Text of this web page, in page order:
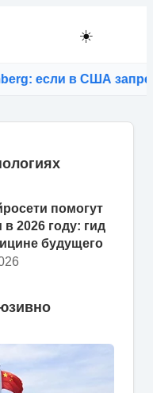
☀️
в США запретят
помогут
в 2026 году: гид
будущего